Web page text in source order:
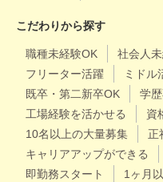
こだわりから探す
職種未経験OK 社会人
フリーター活躍
ミドル
既卒・第二新卒OK
学
工場経験を活かせる
資
10名以上の大量募集
正
キャリアアップができる
即勤務スタート
1ヶ月